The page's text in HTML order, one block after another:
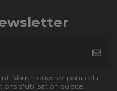
Vous trouverez pour cela
d'utilisation du site.